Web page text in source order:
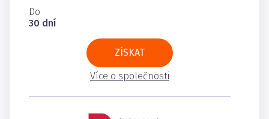
Do
30 dní
ZÍSKAT
Více o společnosti